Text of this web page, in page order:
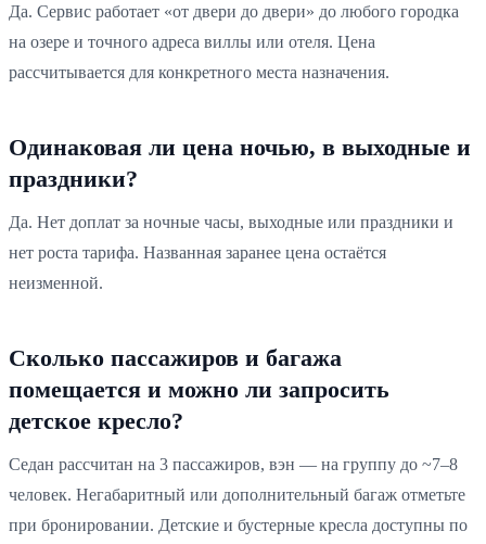
Да. Сервис работает «от двери до двери» до любого городка
на озере и точного адреса виллы или отеля. Цена
рассчитывается для конкретного места назначения.
Одинаковая ли цена ночью, в выходные и
праздники?
Да. Нет доплат за ночные часы, выходные или праздники и
нет роста тарифа. Названная заранее цена остаётся
неизменной.
Сколько пассажиров и багажа
помещается и можно ли запросить
детское кресло?
Седан рассчитан на 3 пассажиров, вэн — на группу до ~7–8
человек. Негабаритный или дополнительный багаж отметьте
при бронировании. Детские и бустерные кресла доступны по